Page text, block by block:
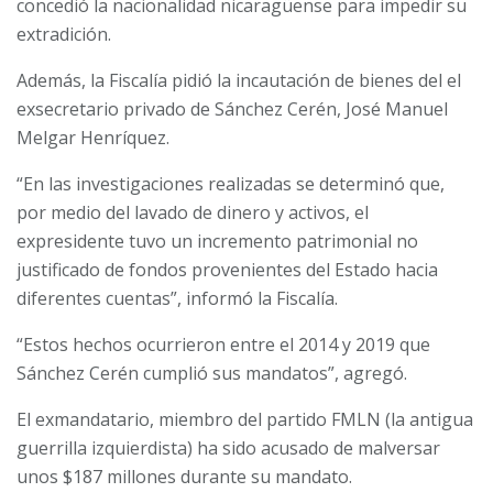
concedió la nacionalidad nicaragüense para impedir su
extradición.
Además, la Fiscalía pidió la incautación de bienes del el
exsecretario privado de Sánchez Cerén, José Manuel
Melgar Henríquez.
“En las investigaciones realizadas se determinó que,
por medio del lavado de dinero y activos, el
expresidente tuvo un incremento patrimonial no
justificado de fondos provenientes del Estado hacia
diferentes cuentas”, informó la Fiscalía.
“Estos hechos ocurrieron entre el 2014 y 2019 que
Sánchez Cerén cumplió sus mandatos”, agregó.
El exmandatario, miembro del partido FMLN (la antigua
guerrilla izquierdista) ha sido acusado de malversar
unos $187 millones durante su mandato.